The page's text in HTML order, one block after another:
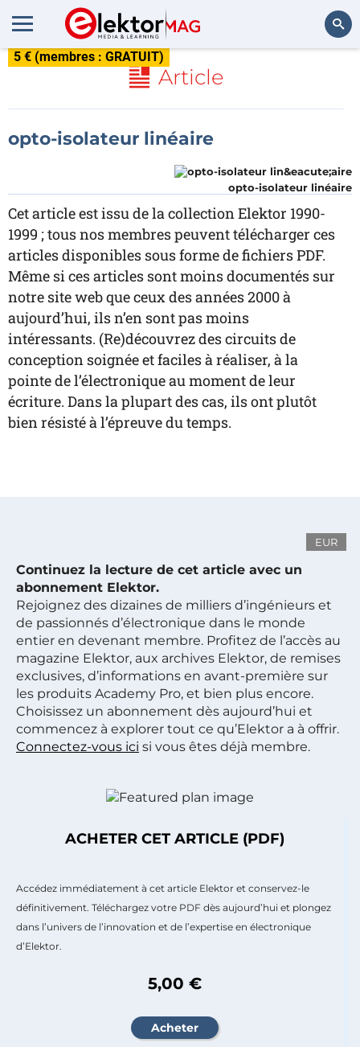
5 € (membres : GRATUIT)
Article
opto-isolateur linéaire
opto-isolateur linéaire
Cet article est issu de la collection Elektor 1990-
1999 ; tous nos membres peuvent télécharger ces
articles disponibles sous forme de fichiers PDF.
Même si ces articles sont moins documentés sur
notre site web que ceux des années 2000 à
aujourd’hui, ils n’en sont pas moins
intéressants. (Re)découvrez des circuits de
conception soignée et faciles à réaliser, à la
pointe de l’électronique au moment de leur
écriture. Dans la plupart des cas, ils ont plutôt
bien résisté à l’épreuve du temps.
EUR
Continuez la lecture de cet article avec un
abonnement Elektor.
Rejoignez des dizaines de milliers d’ingénieurs et
de passionnés d’électronique dans le monde
entier en devenant membre. Profitez de l’accès au
magazine Elektor, aux archives Elektor, de remises
exclusives, d’informations en avant-première sur
les produits Academy Pro, et bien plus encore.
Choisissez un abonnement dès aujourd’hui et
commencez à explorer tout ce qu’Elektor a à offrir.
Connectez-vous ici si vous êtes déjà membre.
ACHETER CET ARTICLE (PDF)
Accédez immédiatement à cet article Elektor et conservez-le
définitivement. Téléchargez votre PDF dès aujourd’hui et plongez
dans l’univers de l’innovation et de l’expertise en électronique
d’Elektor.
5,00 €